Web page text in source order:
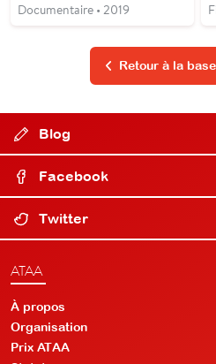
Documentaire • 2019
Retour à la
Blog
Facebook
Twitter
ATAA
À propos
Organisation
Prix ATAA